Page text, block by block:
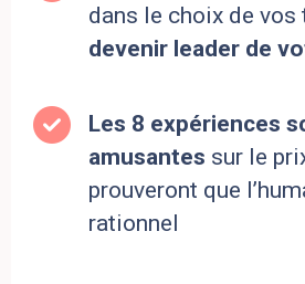
dans le choix de
devenir leader de
Les 8 expériences
amusantes sur le
prouveront que
rationnel